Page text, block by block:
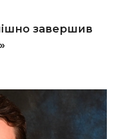
завершив